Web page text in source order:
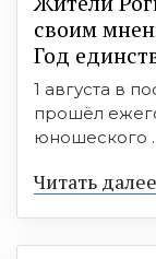
своим
Год
1 августа в
прошёл
юношеского
Читать далее